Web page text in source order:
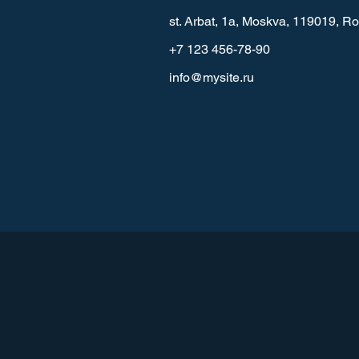
st. Arbat, 1a, Moskva, 119019,
+7 123 456-78-90
info@mysite.ru